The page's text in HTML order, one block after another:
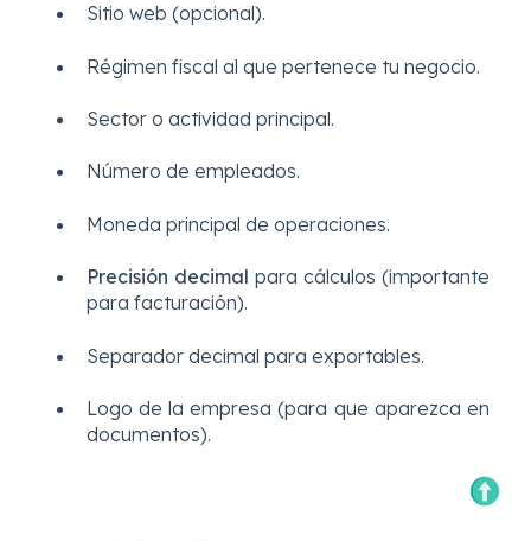
Sitio web (opcional).
Régimen fiscal al que pertenece tu negocio.
Sector o actividad principal.
Número de empleados.
Moneda principal de operaciones.
Precisión decimal para cálculos (importante
para facturación).
Separador decimal para exportables.
Logo de la empresa (para que aparezca en
documentos).